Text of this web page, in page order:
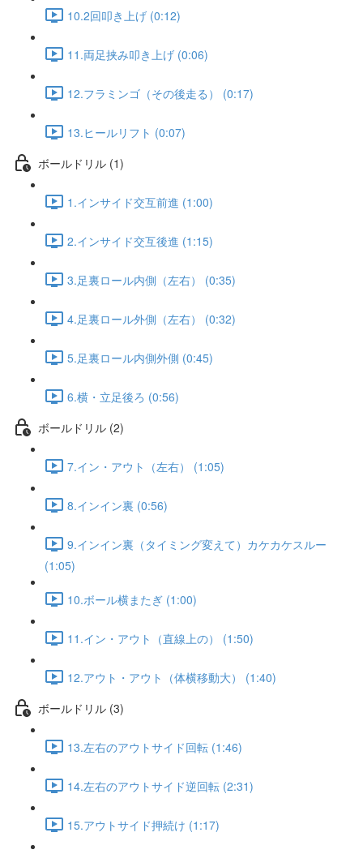
10.2回叩き上げ (0:12)
11.両足挟み叩き上げ (0:06)
12.フラミンゴ（その後走る） (0:17)
13.ヒールリフト (0:07)
ボールドリル (1)
1.インサイド交互前進 (1:00)
2.インサイド交互後進 (1:15)
3.足裏ロール内側（左右） (0:35)
4.足裏ロール外側（左右） (0:32)
5.足裏ロール内側外側 (0:45)
6.横・立足後ろ (0:56)
ボールドリル (2)
7.イン・アウト（左右） (1:05)
8.インイン裏 (0:56)
9.インイン裏（タイミング変えて）カケカケスルー
(1:05)
10.ボール横またぎ (1:00)
11.イン・アウト（直線上の） (1:50)
12.アウト・アウト（体横移動大） (1:40)
ボールドリル (3)
13.左右のアウトサイド回転 (1:46)
14.左右のアウトサイド逆回転 (2:31)
15.アウトサイド押続け (1:17)